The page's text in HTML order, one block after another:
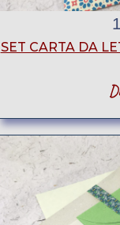
SET CARTA DA